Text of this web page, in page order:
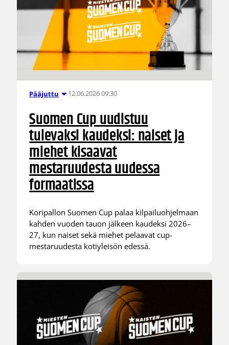
Pääjuttu 12.06.2026 09:30
Suomen Cup uudistuu
tulevaksi kaudeksi: naiset ja
miehet kisaavat
mestaruudesta uudessa
formaatissa
Koripallon Suomen Cup palaa kilpailuohjelmaan
kahden vuoden tauon jälkeen kaudeksi 2026–
27, kun naiset sekä miehet pelaavat cup-
mestaruudesta kotiyleisön edessä.